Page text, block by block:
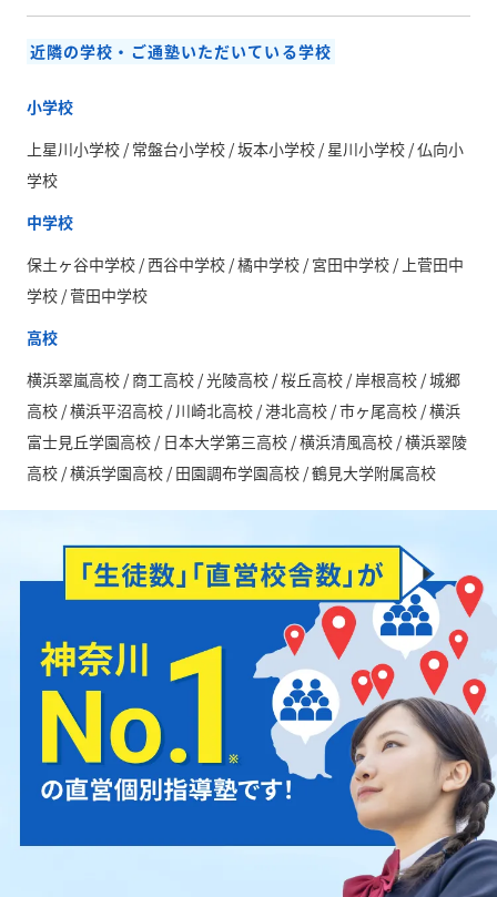
近隣の学校・ご通塾いただいている学校
小学校
上星川小学校 / 常盤台小学校 / 坂本小学校 / 星川小学校 / 仏向小
学校
中学校
保土ヶ谷中学校 / 西谷中学校 / 橘中学校 / 宮田中学校 / 上菅田中
学校 / 菅田中学校
高校
横浜翠嵐高校 / 商工高校 / 光陵高校 / 桜丘高校 / 岸根高校 / 城郷
高校 / 横浜平沼高校 / 川崎北高校 / 港北高校 / 市ヶ尾高校 / 横浜
富士見丘学園高校 / 日本大学第三高校 / 横浜清風高校 / 横浜翠陵
高校 / 横浜学園高校 / 田園調布学園高校 / 鶴見大学附属高校